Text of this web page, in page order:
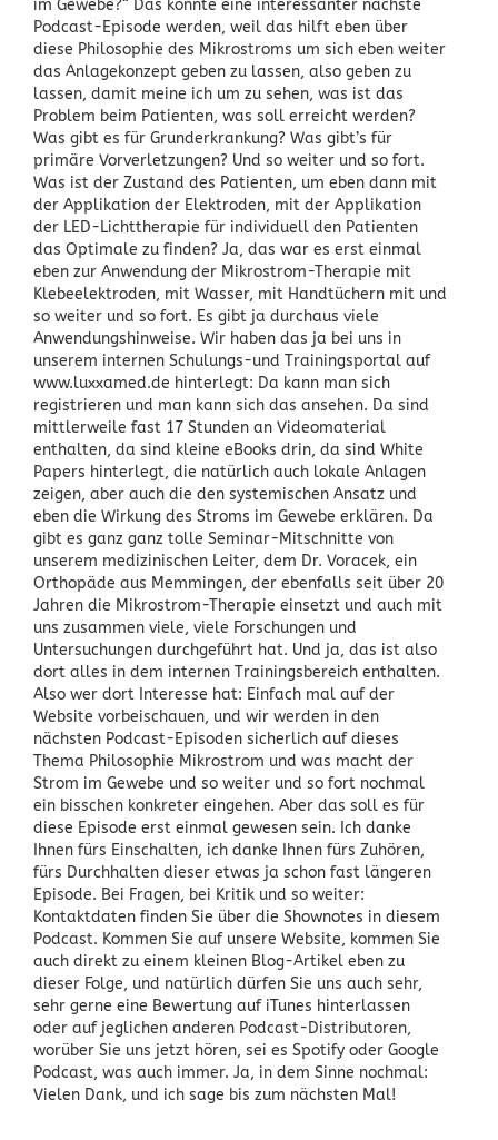
im Gewebe?“ Das könnte eine interessanter nächste
Podcast-Episode werden, weil das hilft eben über
diese Philosophie des Mikrostroms um sich eben weiter
das Anlagekonzept geben zu lassen, also geben zu
lassen, damit meine ich um zu sehen, was ist das
Problem beim Patienten, was soll erreicht werden?
Was gibt es für Grunderkrankung? Was gibt’s für
primäre Vorverletzungen? Und so weiter und so fort.
Was ist der Zustand des Patienten, um eben dann mit
der Applikation der Elektroden, mit der Applikation
der LED-Lichttherapie für individuell den Patienten
das Optimale zu finden? Ja, das war es erst einmal
eben zur Anwendung der Mikrostrom-Therapie mit
Klebeelektroden, mit Wasser, mit Handtüchern mit und
so weiter und so fort. Es gibt ja durchaus viele
Anwendungshinweise. Wir haben das ja bei uns in
unserem internen Schulungs-und Trainingsportal auf
www.luxxamed.de hinterlegt: Da kann man sich
registrieren und man kann sich das ansehen. Da sind
mittlerweile fast 17 Stunden an Videomaterial
enthalten, da sind kleine eBooks drin, da sind White
Papers hinterlegt, die natürlich auch lokale Anlagen
zeigen, aber auch die den systemischen Ansatz und
eben die Wirkung des Stroms im Gewebe erklären. Da
gibt es ganz ganz tolle Seminar-Mitschnitte von
unserem medizinischen Leiter, dem Dr. Voracek, ein
Orthopäde aus Memmingen, der ebenfalls seit über 20
Jahren die Mikrostrom-Therapie einsetzt und auch mit
uns zusammen viele, viele Forschungen und
Untersuchungen durchgeführt hat. Und ja, das ist also
dort alles in dem internen Trainingsbereich enthalten.
Also wer dort Interesse hat: Einfach mal auf der
Website vorbeischauen, und wir werden in den
nächsten Podcast-Episoden sicherlich auf dieses
Thema Philosophie Mikrostrom und was macht der
Strom im Gewebe und so weiter und so fort nochmal
ein bisschen konkreter eingehen. Aber das soll es für
diese Episode erst einmal gewesen sein. Ich danke
Ihnen fürs Einschalten, ich danke Ihnen fürs Zuhören,
fürs Durchhalten dieser etwas ja schon fast längeren
Episode. Bei Fragen, bei Kritik und so weiter:
Kontaktdaten finden Sie über die Shownotes in diesem
Podcast. Kommen Sie auf unsere Website, kommen Sie
auch direkt zu einem kleinen Blog-Artikel eben zu
dieser Folge, und natürlich dürfen Sie uns auch sehr,
sehr gerne eine Bewertung auf iTunes hinterlassen
oder auf jeglichen anderen Podcast-Distributoren,
worüber Sie uns jetzt hören, sei es Spotify oder Google
Podcast, was auch immer. Ja, in dem Sinne nochmal:
Vielen Dank, und ich sage bis zum nächsten Mal!